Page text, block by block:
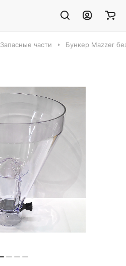
Запасные части Бункер Mazzer